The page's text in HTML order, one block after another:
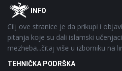
FooterOINFO
Cilj ove stranice je da prikupi i
pitanja koje su dali islamski
mezheba...čitaj više u izborniku na
TEHNIČKA PODRŠKA